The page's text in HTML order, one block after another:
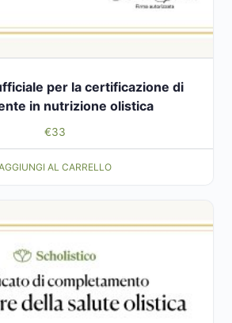
per la certificazione di
in nutrizione olistica
€33
AL CARRELLO